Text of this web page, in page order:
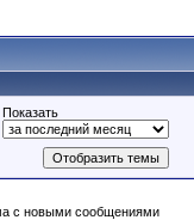
Показать
с новыми сообщениями